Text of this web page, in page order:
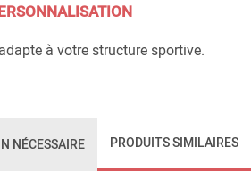
à votre structure sportive.
NÉCESSAIRE PRODUITS SIMILAIRES